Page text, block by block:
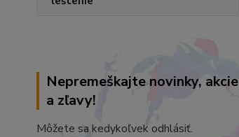
Nepremeškajte novinky, akcie
a zľavy!
Môžete sa kedykoľvek odhlásiť.